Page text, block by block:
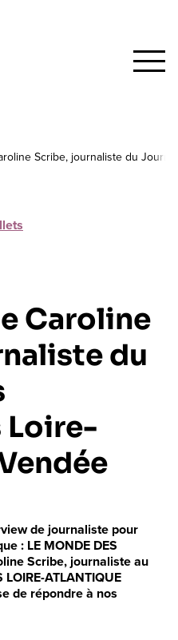
Scribe, journaliste du
Caroline
du
Loire-
de journaliste pour
: LE MONDE DES
Scribe, journaliste au
LOIRE-ATLANTIQUE
de répondre à nos